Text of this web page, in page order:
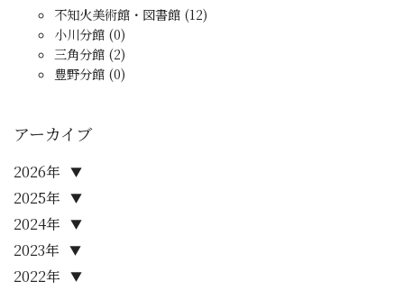
不知火美術館・図書館 (12)
小川分館 (0)
三角分館 (2)
豊野分館 (0)
アーカイブ
2022年 ▼
2023年 ▼
2024年 ▼
2025年 ▼
2026年 ▼